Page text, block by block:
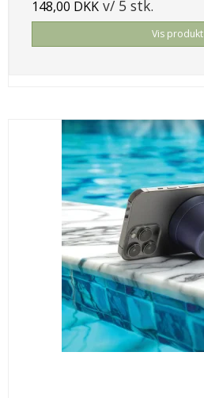
148,00 DKK v/ 5 stk.
Vis produkt